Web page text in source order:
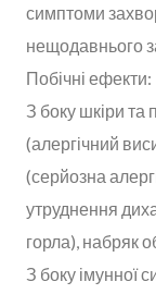
симптоми
нещодавнього
Побічні ефекти:
З боку шкіри та
(алергічний
(серйозна
утруднення
горла), набряк
З боку імунної